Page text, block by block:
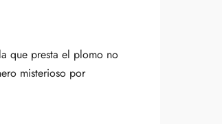
que presta el plomo no
misterioso por